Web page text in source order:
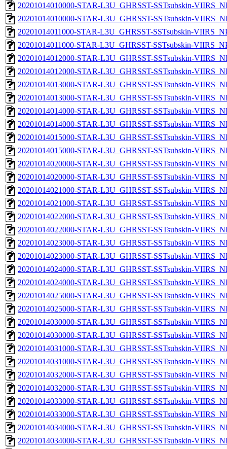
20201014010000-STAR-L3U_GHRSST-SSTsubskin-
20201014010000-STAR-L3U_GHRSST-SSTsubskin-
20201014011000-STAR-L3U_GHRSST-SSTsubskin-
20201014011000-STAR-L3U_GHRSST-SSTsubskin-
20201014012000-STAR-L3U_GHRSST-SSTsubskin-
20201014012000-STAR-L3U_GHRSST-SSTsubskin-
20201014013000-STAR-L3U_GHRSST-SSTsubskin-
20201014013000-STAR-L3U_GHRSST-SSTsubskin-
20201014014000-STAR-L3U_GHRSST-SSTsubskin-
20201014014000-STAR-L3U_GHRSST-SSTsubskin-
20201014015000-STAR-L3U_GHRSST-SSTsubskin-
20201014015000-STAR-L3U_GHRSST-SSTsubskin-
20201014020000-STAR-L3U_GHRSST-SSTsubskin-
20201014020000-STAR-L3U_GHRSST-SSTsubskin-
20201014021000-STAR-L3U_GHRSST-SSTsubskin-
20201014021000-STAR-L3U_GHRSST-SSTsubskin-
20201014022000-STAR-L3U_GHRSST-SSTsubskin-
20201014022000-STAR-L3U_GHRSST-SSTsubskin-
20201014023000-STAR-L3U_GHRSST-SSTsubskin-
20201014023000-STAR-L3U_GHRSST-SSTsubskin-
20201014024000-STAR-L3U_GHRSST-SSTsubskin-
20201014024000-STAR-L3U_GHRSST-SSTsubskin-
20201014025000-STAR-L3U_GHRSST-SSTsubskin-
20201014025000-STAR-L3U_GHRSST-SSTsubskin-
20201014030000-STAR-L3U_GHRSST-SSTsubskin-
20201014030000-STAR-L3U_GHRSST-SSTsubskin-
20201014031000-STAR-L3U_GHRSST-SSTsubskin-
20201014031000-STAR-L3U_GHRSST-SSTsubskin-
20201014032000-STAR-L3U_GHRSST-SSTsubskin-
20201014032000-STAR-L3U_GHRSST-SSTsubskin-
20201014033000-STAR-L3U_GHRSST-SSTsubskin-
20201014033000-STAR-L3U_GHRSST-SSTsubskin-
20201014034000-STAR-L3U_GHRSST-SSTsubskin-
20201014034000-STAR-L3U_GHRSST-SSTsubskin-